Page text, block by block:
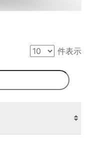
件表示